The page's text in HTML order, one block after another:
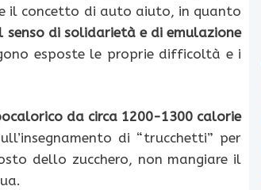
il concetto di auto aiuto, in quanto
di solidarietà e di emulazione
esposte le proprie difficoltà e i
da circa 1200-1300 calorie
di “trucchetti” per
dello zucchero, non mangiare il